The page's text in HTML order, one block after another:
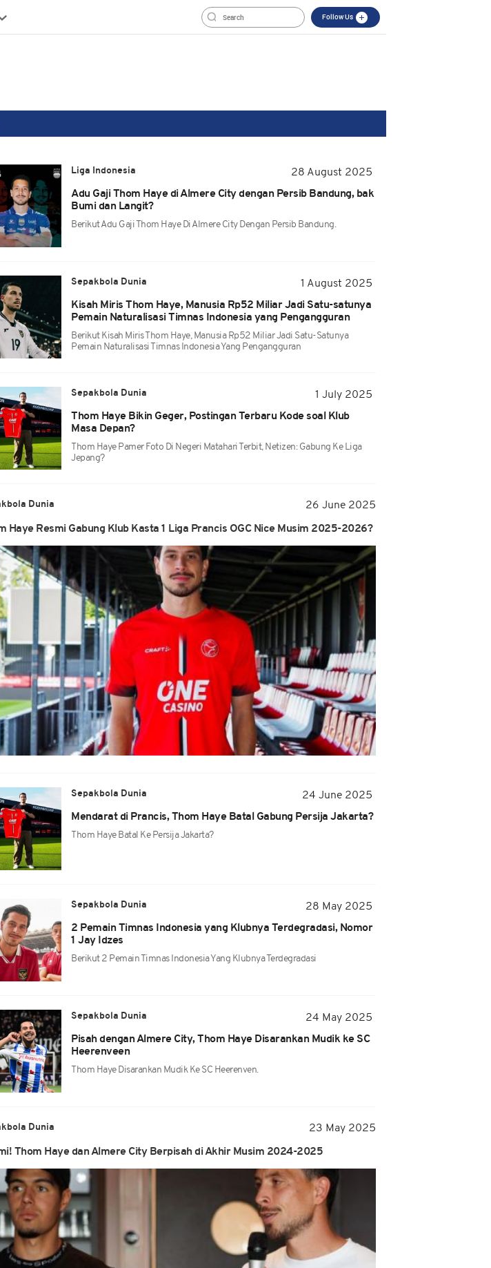
Follow Us
Liga Indonesia
28 August 2025
Adu Gaji Thom Haye di Almere City dengan Persib Bandung, bak
Bumi dan Langit?
Berikut Adu Gaji Thom Haye Di Almere City Dengan Persib Bandung.
Sepakbola Dunia
1 August 2025
Kisah Miris Thom Haye, Manusia Rp52 Miliar Jadi Satu-satunya
Pemain Naturalisasi Timnas Indonesia yang Pengangguran
Berikut Kisah Miris Thom Haye, Manusia Rp52 Miliar Jadi Satu-Satunya
Pemain Naturalisasi Timnas Indonesia Yang Pengangguran
Sepakbola Dunia
1 July 2025
Thom Haye Bikin Geger, Postingan Terbaru Kode soal Klub
Masa Depan?
Thom Haye Pamer Foto Di Negeri Matahari Terbit, Netizen: Gabung Ke Liga
Jepang?
Dunia 26 June 2025
Haye Resmi Gabung Klub Kasta 1 Liga Prancis OGC Nice Musim 2025-2026?
Sepakbola Dunia
24 June 2025
Mendarat di Prancis, Thom Haye Batal Gabung Persija Jakarta?
Thom Haye Batal Ke Persija Jakarta?
Sepakbola Dunia
28 May 2025
2 Pemain Timnas Indonesia yang Klubnya Terdegradasi, Nomor
1 Jay Idzes
Berikut 2 Pemain Timnas Indonesia Yang Klubnya Terdegradasi
Sepakbola Dunia
24 May 2025
Pisah dengan Almere City, Thom Haye Disarankan Mudik ke SC
Heerenveen
Thom Haye Disarankan Mudik Ke SC Heerenven.
Dunia 23 May 2025
Thom Haye dan Almere City Berpisah di Akhir Musim 2024-2025